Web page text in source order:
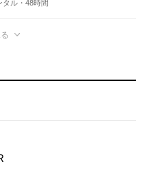
タル・ 48時間